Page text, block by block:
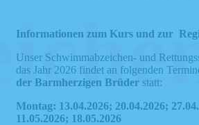
Informationen zum Kurs und zur
Unser Schwimmabzeichen- und
das Jahr 2026 findet an folgenden
der Barmherzigen Brüder statt:
Montag: 13.04.2026; 20.04.2026;
11.05.2026; 18.05.2026